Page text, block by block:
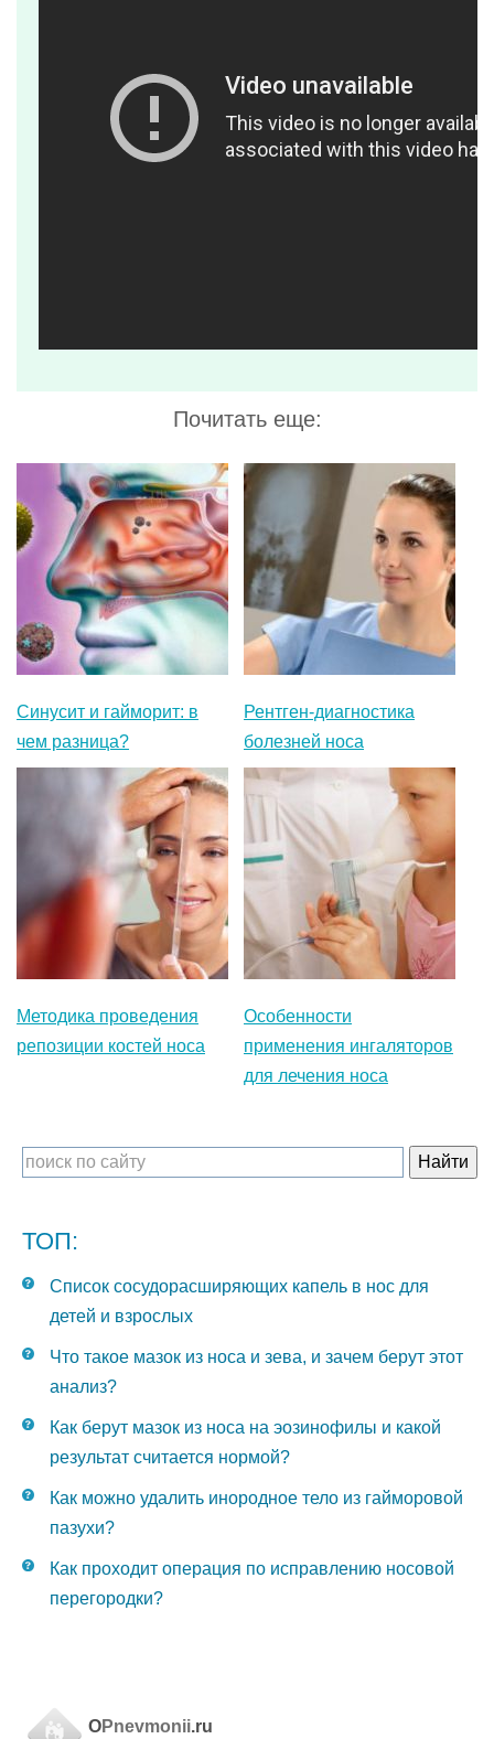
Синусит и гайморит: в
чем разница?
Рентген-диагностика
болезней носа
Методика проведения
репозиции костей носа
Особенности
применения ингаляторов
для лечения носа
ТОП:
Список сосудорасширяющих капель в нос для
детей и взрослых
Что такое мазок из носа и зева, и зачем берут этот
анализ?
Как берут мазок из носа на эозинофилы и какой
результат считается нормой?
Как можно удалить инородное тело из гайморовой
пазухи?
Как проходит операция по исправлению носовой
перегородки?
OPnevmonii.ru